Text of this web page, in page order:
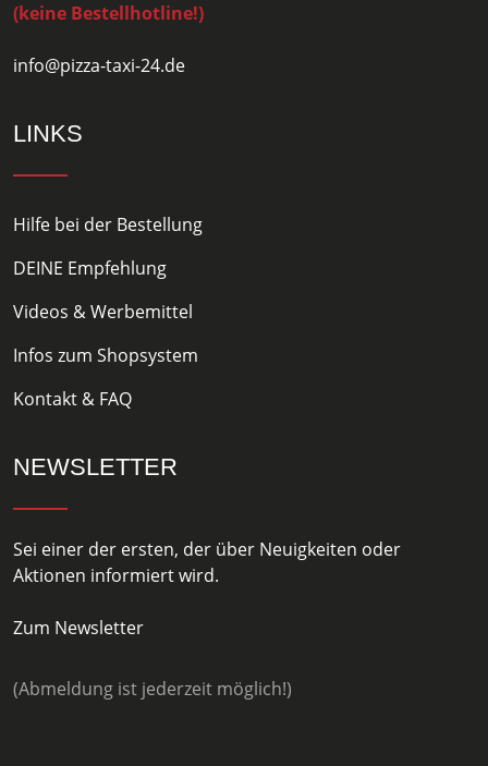
(keine Bestellhotline!)
info@pizza-taxi-24.de
LINKS
Hilfe bei der Bestellung
DEINE Empfehlung
Videos & Werbemittel
Infos zum Shopsystem
Kontakt & FAQ
NEWSLETTER
Sei einer der ersten, der über Neuigkeiten oder
Aktionen informiert wird.
Zum Newsletter
(Abmeldung ist jederzeit möglich!)